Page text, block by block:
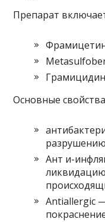
Препарат
Основные
Ант и-
Antiallergic